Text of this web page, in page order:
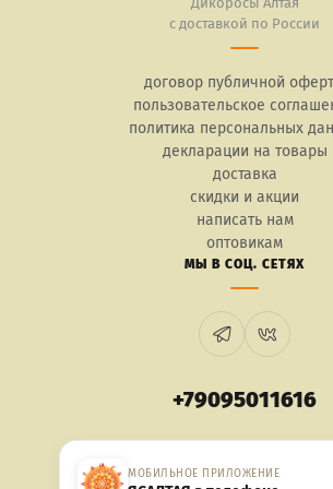
с доставкой по России
договор публичной
пользовательское
политика персональных
декларации на товары
доставка
скидки и акции
написать нам
оптовикам
МЫ В СОЦ. СЕТЯХ
+79095011616
МОБИЛЬНОЕ ПРИЛОЖЕНИЕ